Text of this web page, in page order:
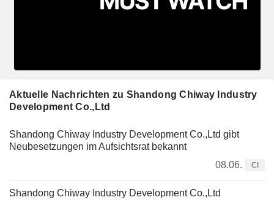
Aktuelle Nachrichten zu Shandong Chiway Industry
Development Co.,Ltd
Shandong Chiway Industry Development Co.,Ltd gibt
Neubesetzungen im Aufsichtsrat bekannt
08.06.
CI
Shandong Chiway Industry Development Co.,Ltd